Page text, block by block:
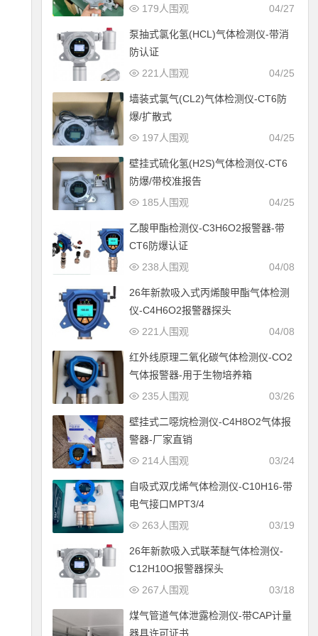
04/27
179人围观
泵抽式氯化氢(HCL)气体检测仪-带消
防认证
04/25
221人围观
墙装式氯气(CL2)气体检测仪-CT6防
爆/扩散式
04/25
197人围观
壁挂式硫化氢(H2S)气体检测仪-CT6
防爆/带校准报告
04/25
185人围观
乙酸甲酯检测仪-C3H6O2报警器-带
CT6防爆认证
04/08
238人围观
26年新款吸入式丙烯酸甲酯气体检测
仪-C4H6O2报警器探头
04/08
221人围观
红外线原理二氧化碳气体检测仪-CO2
气体报警器-用于生物培养箱
03/26
235人围观
壁挂式二噁烷检测仪-C4H8O2气体报
警器-厂家直销
03/24
214人围观
自吸式双戊烯气体检测仪-C10H16-带
电气接口MPT3/4
03/19
263人围观
26年新款吸入式联苯醚气体检测仪-
C12H10O报警器探头
03/18
267人围观
煤气管道气体泄露检测仪-带CAP计量
器具许可证书